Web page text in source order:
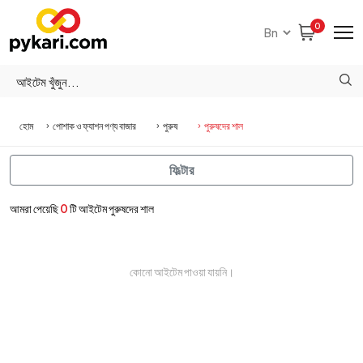
0
হোম পোশাক ও ফ্যাশন পণ্য বাজার পুরুষ পুরুষদের শাল
আমরা পেয়েছি0টি আইটেম পুরুষদের শাল
কোনো আইটেম পাওয়া যায়নি।
ফিল্টার